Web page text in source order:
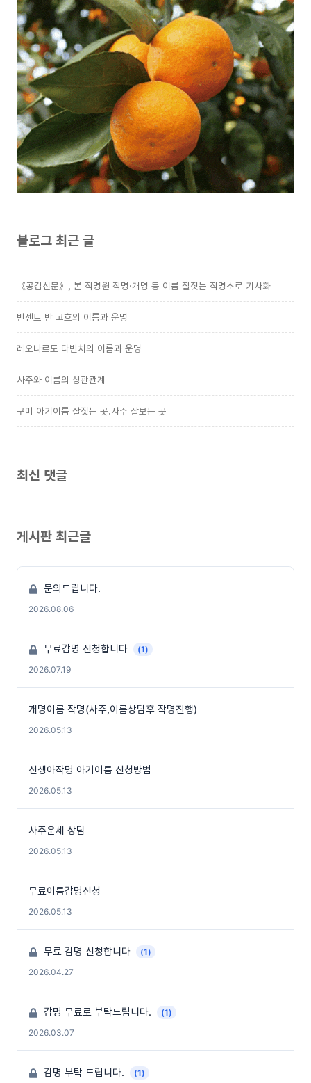
블로그 최근 글
《공감신문》, 본 작명원 작명·개명 등 이름 잘짓는 작명소로 기사화
빈센트 반 고흐의 이름과 운명
레오나르도 다빈치의 이름과 운명
사주와 이름의 상관관계
구미 아기이름 잘짓는 곳.사주 잘보는 곳
최신 댓글
게시판 최근글
문의드립니다.
2026.08.06
무료감명 신청합니다
(1)
2026.07.19
개명이름 작명(사주,이름상담후 작명진행)
2026.05.13
신생아작명 아기이름 신청방법
2026.05.13
사주운세 상담
2026.05.13
무료이름감명신청
2026.05.13
무료 감명 신청합니다
(1)
2026.04.27
감명 무료로 부탁드립니다.
(1)
2026.03.07
감명 부탁 드립니다.
(1)